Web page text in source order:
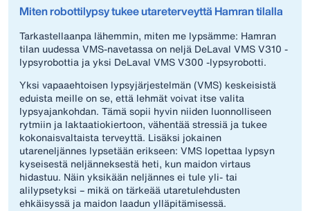
Miten robottilypsy tukee utareterveyttä Hamran tilalla
Tarkastellaanpa lähemmin, miten me lypsämme: Hamran
tilan uudessa VMS-navetassa on neljä DeLaval VMS V310 -
lypsyrobottia ja yksi DeLaval VMS V300 -lypsyrobotti.
Yksi vapaaehtoisen lypsyjärjestelmän (VMS) keskeisistä
eduista meille on se, että lehmät voivat itse valita
lypsyajankohdan. Tämä sopii hyvin niiden luonnolliseen
rytmiin ja laktaatiokiertoon, vähentää stressiä ja tukee
kokonaisvaltaista terveyttä. Lisäksi jokainen
utareneljännes lypsetään erikseen: VMS lopettaa lypsyn
kyseisestä neljänneksestä heti, kun maidon virtaus
hidastuu. Näin yksikään neljännes ei tule yli- tai
alilypsetyksi – mikä on tärkeää utaretulehdusten
ehkäisyssä ja maidon laadun ylläpitämisessä.